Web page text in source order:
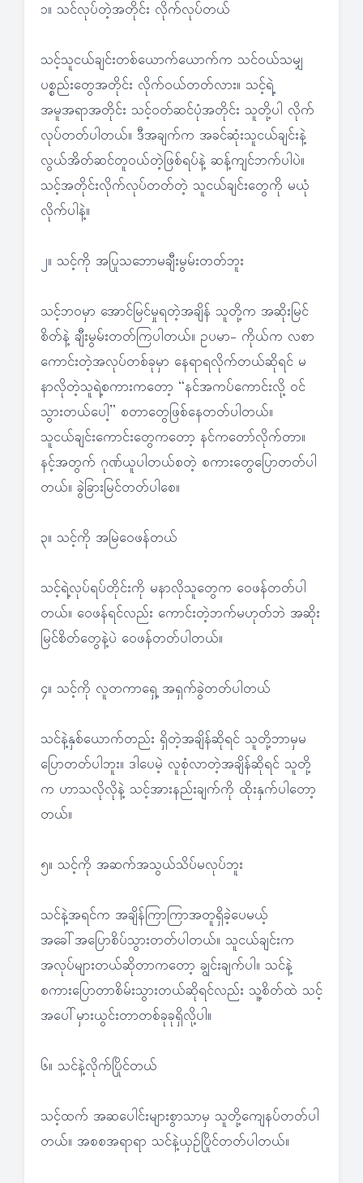
၁။ သင်လုပ်တဲ့အတိုင်း လိုက်လုပ်တယ်
သင့်သူငယ်ချင်းတစ်ယောက်ယောက်က သင်ဝယ်သမျှ
ပစ္စည်းတွေအတိုင်း လိုက်ဝယ်တတ်လား။ သင့်ရဲ့
အမူအရာအတိုင်း သင့်ဝတ်ဆင်ပုံအတိုင်း သူတို့ပါ လိုက်
လုပ်တတ်ပါတယ်။ ဒီအချက်က အခင်ဆုံးသူငယ်ချင်းနဲ့
လွယ်အိတ်ဆင်တူဝယ်တဲ့ဖြစ်ရပ်နဲ့ ဆန့်ကျင်ဘက်ပါပဲ။
သင့်အတိုင်းလိုက်လုပ်တတ်တဲ့ သူငယ်ချင်းတွေကို မယုံ
လိုက်ပါနဲ့။
၂။ သင့်ကို အပြုသဘောမချီးမွမ်းတတ်ဘူး
သင့်ဘဝမှာ အောင်မြင်မှုရတဲ့အချိန် သူတို့က အဆိုးမြင်
စိတ်နဲ့ ချီးမွမ်းတတ်ကြပါတယ်။ ဥပမာ- ကိုယ်က လစာ
ကောင်းတဲ့အလုပ်တစ်ခုမှာ နေရာရလိုက်တယ်ဆိုရင် မ
နာလိုတဲ့သူရဲ့စကားကတော့ “နင်အကပ်ကောင်းလို့ ဝင်
သွားတယ်ပေါ့” စတာတွေဖြစ်နေတတ်ပါတယ်။
သူငယ်ချင်းကောင်းတွေကတော့ နင်ကတော်လိုက်တာ။
နင့်အတွက် ဂုဏ်ယူပါတယ်စတဲ့ စကားတွေပြောတတ်ပါ
တယ်။ ခွဲခြားမြင်တတ်ပါစေ။
၃။ သင့်ကို အမြဲဝေဖန်တယ်
သင့်ရဲ့လုပ်ရပ်တိုင်းကို မနာလိုသူတွေက ဝေဖန်တတ်ပါ
တယ်။ ဝေဖန်ရင်လည်း ကောင်းတဲ့ဘက်မဟုတ်ဘဲ အဆိုး
မြင်စိတ်တွေနဲ့ပဲ ဝေဖန်တတ်ပါတယ်။
၄။ သင့်ကို လူတကာရှေ့ အရှက်ခွဲတတ်ပါတယ်
သင်နဲ့နှစ်ယောက်တည်း ရှိတဲ့အချိန်ဆိုရင် သူတို့ဘာမှမ
ပြောတတ်ပါဘူး။ ဒါပေမဲ့ လူစုံလာတဲ့အချိန်ဆိုရင် သူတို့
က ဟာသလိုလိုနဲ့ သင့်အားနည်းချက်ကို ထိုးနှက်ပါတော့
တယ်။
၅။ သင့်ကို အဆက်အသွယ်သိပ်မလုပ်ဘူး
သင်နဲ့အရင်က အချိန်ကြာကြာအတူရှိခဲ့ပေမယ့်
အခေါ်အပြောစိပ်သွားတတ်ပါတယ်။ သူငယ်ချင်းက
အလုပ်များတယ်ဆိုတာကတော့ ချွင်းချက်ပါ။ သင်နဲ့
စကားပြောတာစိမ်းသွားတယ်ဆိုရင်လည်း သူ့စိတ်ထဲ သင့်
အပေါ်မှားယွင်းတာတစ်ခုခုရှိလို့ပါ။
၆။ သင်နဲ့လိုက်ပြိုင်တယ်
သင့်ထက် အဆပေါင်းများစွာသာမှ သူတို့ကျေနပ်တတ်ပါ
တယ်။ အစစအရာရာ သင်နဲ့ယှဉ်ပြိုင်တတ်ပါတယ်။